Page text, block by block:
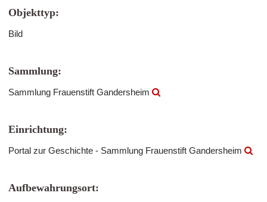
Objekttyp:
Bild
Sammlung:
Sammlung Frauenstift Gandersheim
Einrichtung:
Portal zur Geschichte - Sammlung Frauenstift Gandersheim
Aufbewahrungsort: